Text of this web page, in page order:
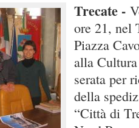
Trecate -
ore 21, nel
Piazza
alla
serata per
della
“Città di